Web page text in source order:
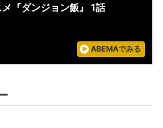
メ『ダンジョン飯』 1話
ABEMAでみる